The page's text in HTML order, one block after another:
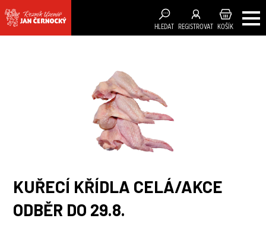
HLEDAT REGISTROVAT KOŠÍK
KUŘECÍ KŘÍDLA CELÁ/AKCE
ODBĚR DO 29.8.